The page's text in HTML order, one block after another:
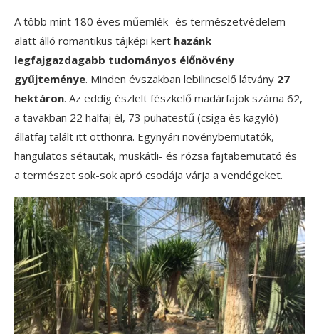
A több mint 180 éves műemlék- és természetvédelem
alatt álló romantikus tájképi kert hazánk
legfajgazdagabb tudományos élőnövény
gyűjteménye. Minden évszakban lebilincselő látvány 27
hektáron. Az eddig észlelt fészkelő madárfajok száma 62,
a tavakban 22 halfaj él, 73 puhatestű (csiga és kagyló)
állatfaj talált itt otthonra. Egynyári növénybemutatók,
hangulatos sétautak, muskátli- és rózsa fajtabemutató és
a természet sok-sok apró csodája várja a vendégeket.